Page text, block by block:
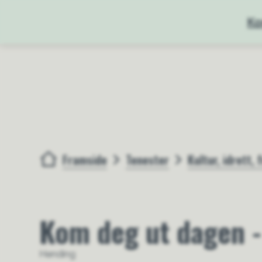
Du er her:Framside Tenester Kultur, idrett,
Kom deg ut dagen
Hending